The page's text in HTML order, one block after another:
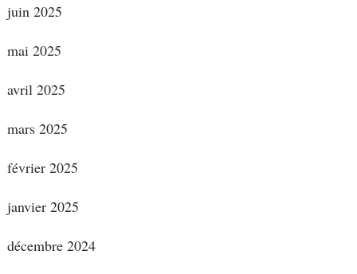
juin 2025
mai 2025
avril 2025
mars 2025
février 2025
janvier 2025
décembre 2024